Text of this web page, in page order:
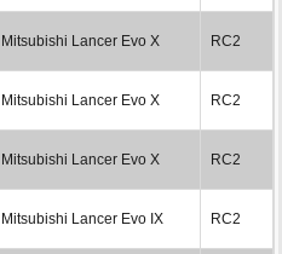
Mitsubishi Lancer Evo X RC2
Mitsubishi Lancer Evo X RC2
Mitsubishi Lancer Evo X RC2
Mitsubishi Lancer Evo IX RC2